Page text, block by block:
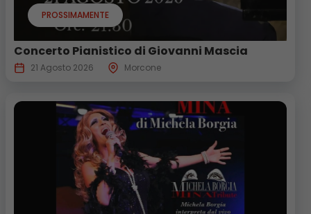
PROSSIMAMENTE
Concerto Pianistico di Giovanni Mascia
21 Agosto 2026 Morcone